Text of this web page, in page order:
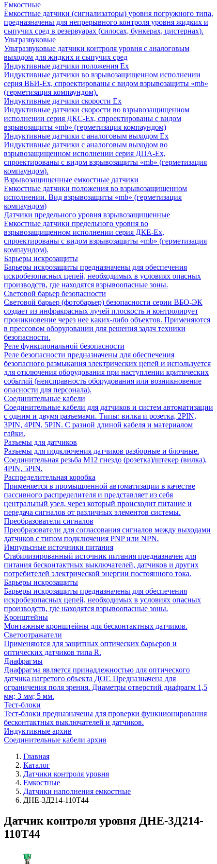
Емкостные
Ёмкостные датчики (сигнализаторы) уровня погружного типа,
предназначены для непрерывного контроля уровня жидких и
сыпучих сред в резервуарах (силосах, бункерах, цистернах).
Ультразвуковые
Ультразвуковые датчики контроля уровня с аналоговым
выходом для жидких и сыпучих сред
Индуктивные датчики положения Ех
Индуктивные датчики во взрывозащищенном исполнении
серия ВБИ-Ех, спроектированы с видом взрывозащиты «mb»
(герметизация компаундом).
Индуктивные датчики скорости Ех
Индуктивные датчики скорости во взрывозащищенном
исполнении серия ДКС-Ех, спроектированы с видом
взрывозащиты «mb» (герметизация компаундом)
Индуктивные датчики с аналоговым выходом Ех
Индуктивные датчики с аналоговым выходом во
взрывозащищенном исполнении серия ДПА-Ех,
спроектированы с видом взрывозащиты «mb» (герметизация
компаундом).
Взрывозащищенные емкостные датчики
Емкостные датчики положения во взрывозащищенном
исполнении. Вид взрывозащиты «mb» (герметизация
компаундом)
Датчики предельного уровня взрывозащищенные
Ёмкостные датчики предельного уровня во
взрывозащищенном исполнении серия ДКЕ-Ех,
спроектированы с видом взрывозащиты «mb» (герметизация
компаундом).
Барьеры искрозащиты
Барьеры искрозащиты предназначены для обеспечения
искробезопасных цепей, необходимых в условиях опасных
производств, где находятся взрывоопасные зоны.
Световой барьер безопасности
Световой барьер (фотобарьер) безопасности серии ВБО-ЭК
создает из инфракрасных лучей плоскость и контролирует
проникновение через нее каких-либо объектов. Применяются
в прессовом оборудовании для решения задач техники
безопасности.
Реле функциональной безопасности
Реле безопасности предназначены для обеспечения
безопасного размыкания электрических цепей и используется
для отключения оборудования при наступлении критических
событий (неисправность оборудования или возникновение
опасности для персонала).
Соединительные кабели
Соединительные кабели для датчиков и систем автоматизации
с одним и двумя разъемами. Типы: вилка и розетка, 2PIN,
3PIN, 4PIN, 5PIN. С разной длиной кабеля и материалом
гайки.
Разъемы для датчиков
Разъемы для подключения датчиков разборные и блочные.
Соединительная резьба М12 гнездо (розетка)/штекер (вилка),
4PIN, 5PIN.
Распределительная коробка
Применяется в промышленной автоматизации в качестве
пассивного распределителя и представляет из себя
центральный узел, через который происходит питание и
передача сигналов от различных элементов системы.
Преобразователи сигналов
Преобразователи для согласования сигналов между выходами
датчиков с типом подключения PNP или NPN.
Импульсные источники питания
Стабилизированный источник питания предназначен для
питания бесконтактных выключателей, датчиков и других
потребителей электрической энергии постоянного тока.
Барьеры искрозащиты
Барьеры искрозащиты предназначены для обеспечения
искробезопасных цепей, необходимых в условиях опасных
производств, где находятся взрывоопасные зоны.
Кронштейны
Монтажные кронштейны для бесконтактных датчиков.
Светоотражатели
Применяются для защитных оптических барьеров и
оптических датчиков типа R.
Диафрагмы
Диафрагма является принадлежностью для оптического
датчика нагретого объекта ДОГ. Предназначена для
ограничения поля зрения. Диаметры отверстий диафрагм 1,5
мм; 3 мм; 5 мм.
Тест-блоки
Тест-блоки предназначены для проверки функционирования
бесконтактных выключателей и датчиков.
Индуктивные архив
Соединительные кабели архив
Главная
Каталог
Датчики контроля уровня
Емкостные
Датчики наполнения емкостные
ДНЕ-3Д214-110Т44
Датчик контроля уровня ДНЕ-3Д214-
110Т44